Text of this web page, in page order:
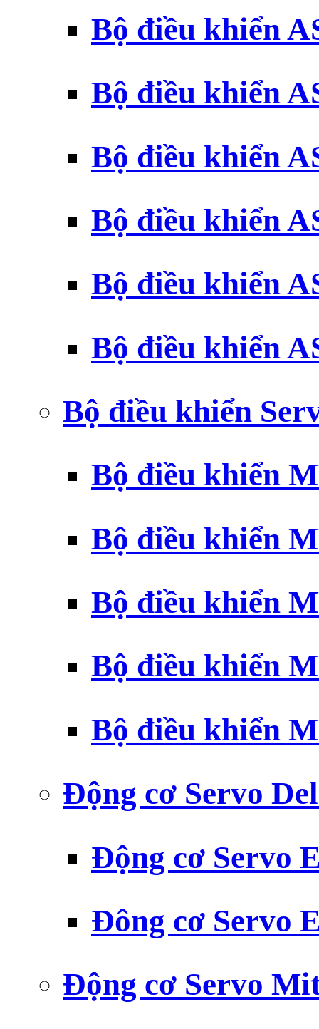
Bộ điều khiển
Bộ điều khiển
Bộ điều khiển
Bộ điều khiển
Bộ điều khiển
Bộ điều khiển
Bộ điều khiển
Bộ điều khiển
Bộ điều khiển
Bộ điều khiển
Bộ điều khiển
Bộ điều khiển
Động cơ Servo
Động cơ Servo
Đông cơ Servo
Động cơ Servo